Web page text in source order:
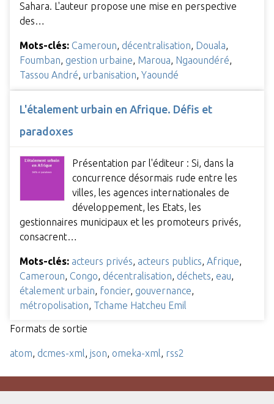
Sahara. L'auteur propose une mise en perspective
des…
Mots-clés: Cameroun, décentralisation, Douala,
Foumban, gestion urbaine, Maroua, Ngaoundéré,
Tassou André, urbanisation, Yaoundé
L'étalement urbain en Afrique. Défis et
paradoxes
Présentation par l'éditeur : Si, dans la
concurrence désormais rude entre les
villes, les agences internationales de
développement, les Etats, les
gestionnaires municipaux et les promoteurs privés,
consacrent…
Mots-clés: acteurs privés acteurs publics Afrique
Cameroun Congo décentralisation déchets eau
étalement urbain foncier, gouvernance
métropolisation Tchame Hatcheu Emil
Formats de sortie
atom dcmes-xml json omeka-xml rss2